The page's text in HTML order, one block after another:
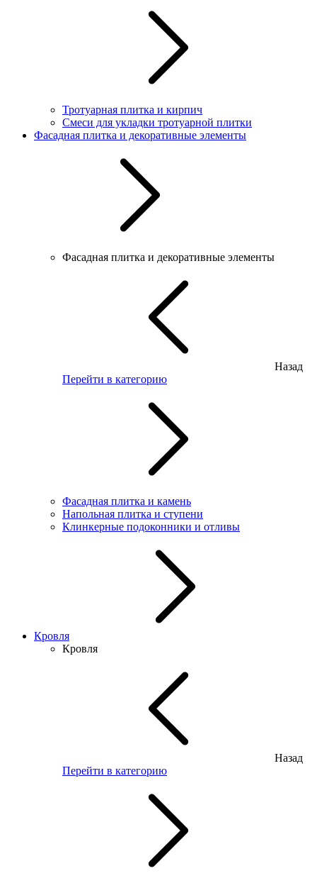
Тротуарная плитка и кирпич
Смеси для укладки тротуарной плитки
Фасадная плитка и декоративные элементы
Фасадная плитка и декоративные элементы
Назад
Перейти в категорию
Фасадная плитка и камень
Напольная плитка и ступени
Клинкерные подоконники и отливы
Кровля
Кровля
Назад
Перейти в категорию